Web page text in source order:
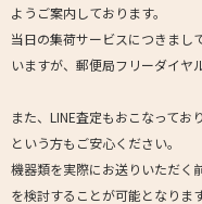
ようご案内しております。
当日の集荷サービスにつきまし
いますが、郵便局フリーダイヤ
また、LINE査定もおこなって
という方もご安心ください。
機器類を実際にお送りいただく
を検討することが可能となりま